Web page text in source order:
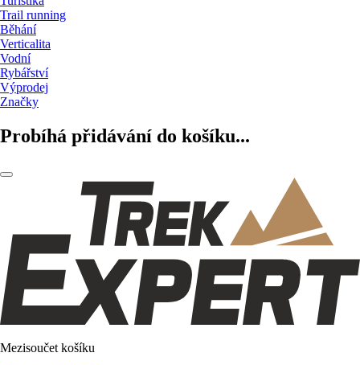
Trail running
Běhání
Verticalita
Vodní
Rybářství
Výprodej
Značky
Probíhá přidávání do košíku...
Mezisoučet košíku